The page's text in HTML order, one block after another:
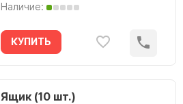
Наличие:
КУПИТЬ
Ящик (10 шт.)